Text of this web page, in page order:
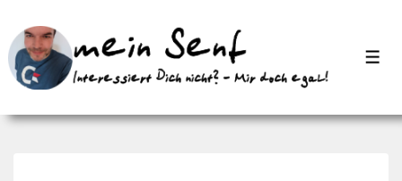
Zum
Inhalt